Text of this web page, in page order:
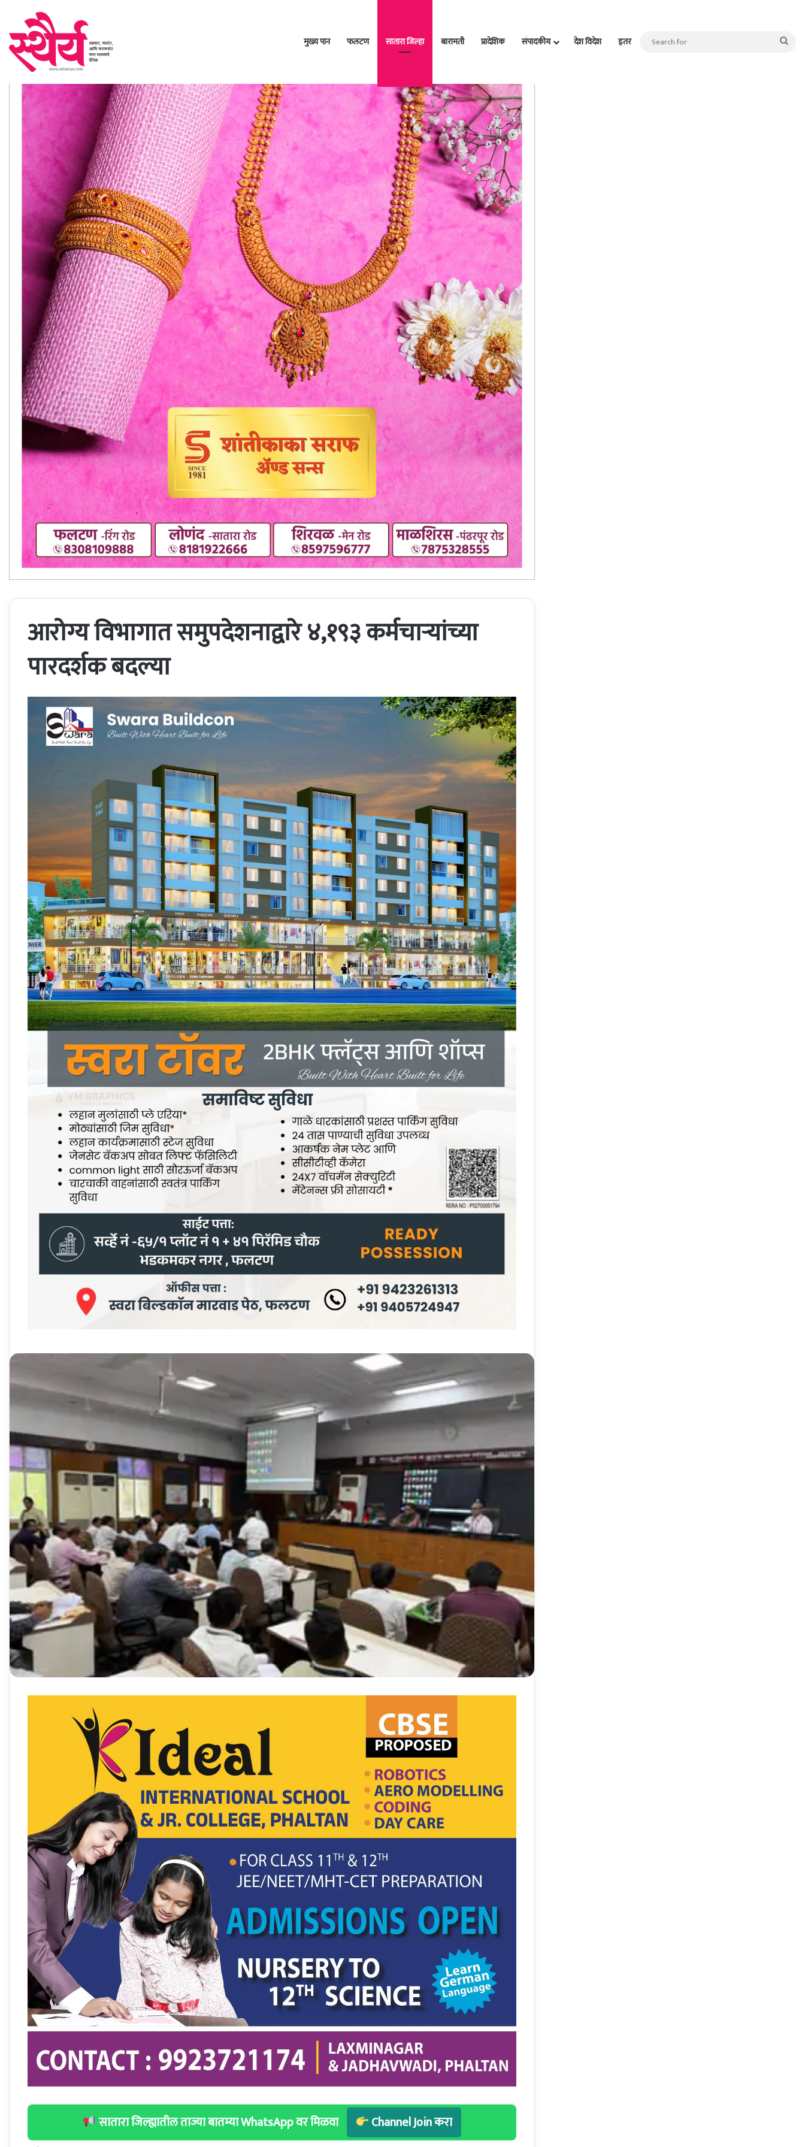
मुख्य पान फलटण सातारा जिल्हा बारामती प्रादेशिक संपादकीय देश विदेश इतर
आरोग्य विभागात समुपदेशनाद्वारे ४,१९३ कर्मचाऱ्यांच्या
पारदर्शक बदल्या
सातारा जिल्ह्यातील ताज्या बातम्या WhatsApp वर मिळवा Channel Join करा